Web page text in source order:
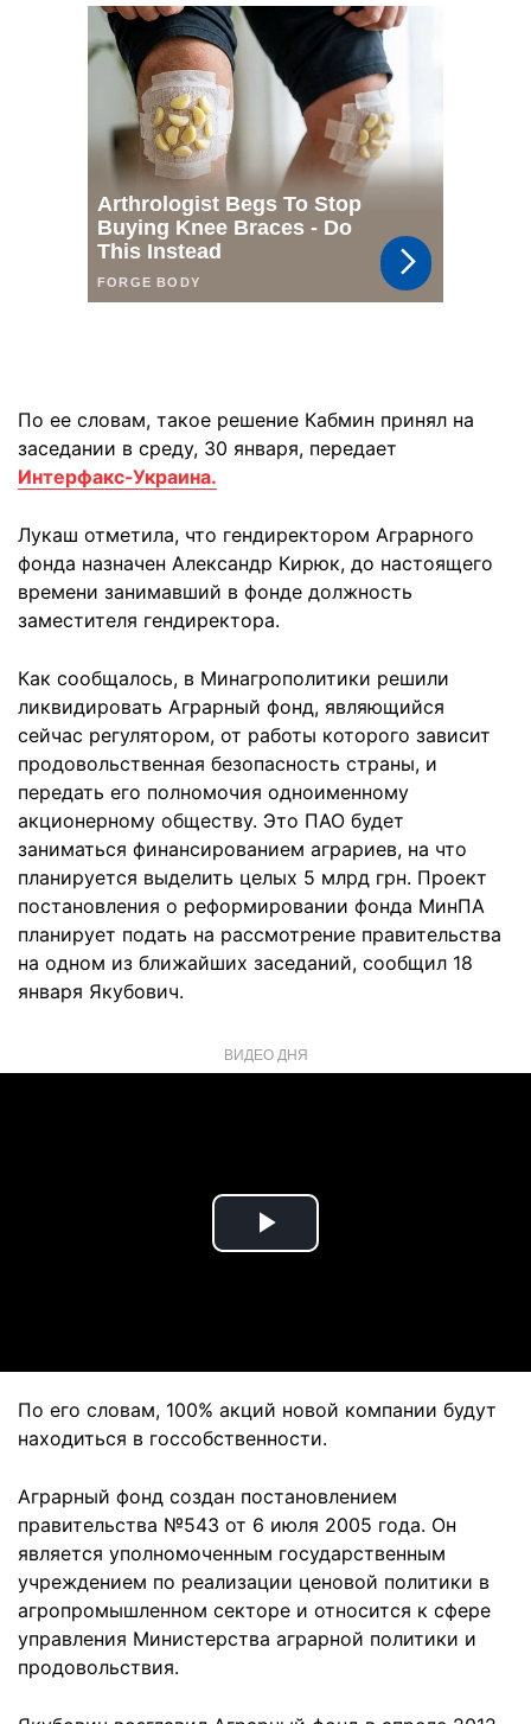
По ее словам, такое решение Кабмин принял на
заседании в среду, 30 января, передает
Интерфакс-Украина.
Лукаш отметила, что гендиректором Аграрного
фонда назначен Александр Кирюк, до настоящего
времени занимавший в фонде должность
заместителя гендиректора.
Как сообщалось, в Минагрополитики решили
ликвидировать Аграрный фонд, являющийся
сейчас регулятором, от работы которого зависит
продовольственная безопасность страны, и
передать его полномочия одноименному
акционерному обществу. Это ПАО будет
заниматься финансированием аграриев, на что
планируется выделить целых 5 млрд грн. Проект
постановления о реформировании фонда МинПА
планирует подать на рассмотрение правительства
на одном из ближайших заседаний, сообщил 18
января Якубович.
ВИДЕО ДНЯ
Play
По его словам, 100% акций новой компании будут
находиться в госсобственности.
Аграрный фонд создан постановлением
правительства №543 от 6 июля 2005 года. Он
является уполномоченным государственным
учреждением по реализации ценовой политики в
агропромышленном секторе и относится к сфере
управления Министерства аграрной политики и
продовольствия.